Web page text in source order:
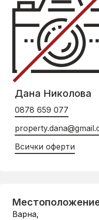
Дана Николова
0878 659 077
Всички оферти
Варна,